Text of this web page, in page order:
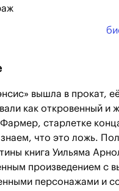
вышла в прокат,
как откровенный и
старлетке
что это ложь.
книга Уильяма
произведением с
персонажами и